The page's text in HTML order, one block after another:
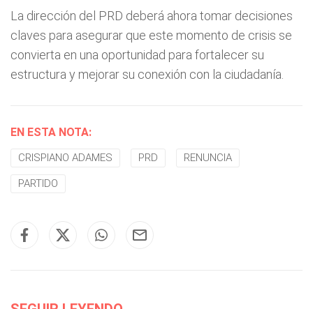
La dirección del PRD deberá ahora tomar decisiones
claves para asegurar que este momento de crisis se
convierta en una oportunidad para fortalecer su
estructura y mejorar su conexión con la ciudadanía.
EN ESTA NOTA:
CRISPIANO ADAMES PRD RENUNCIA
PARTIDO